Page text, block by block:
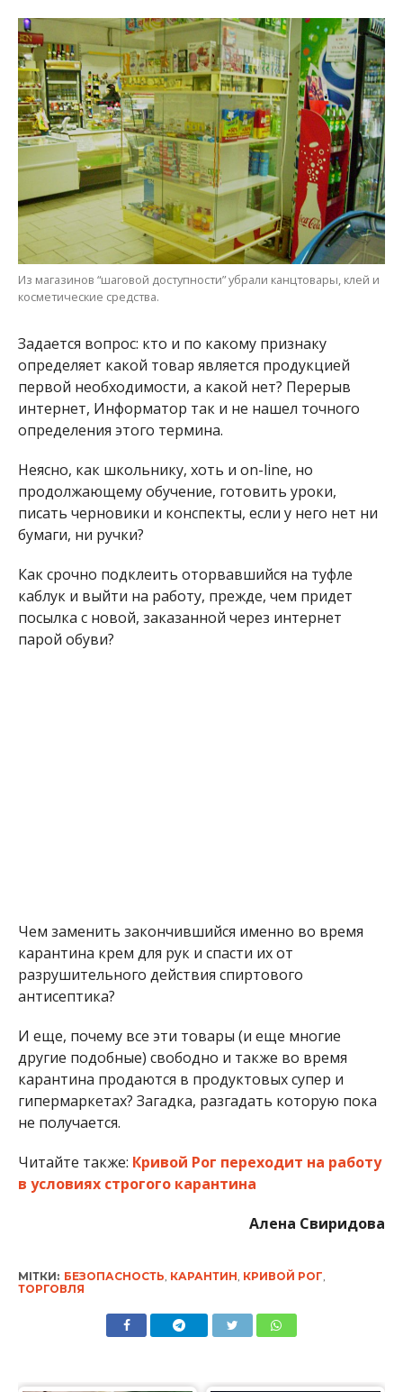
Из магазинов “шаговой доступности” убрали канцтовары, клей и
косметические средства.
Задается вопрос: кто и по какому признаку
определяет какой товар является продукцией
первой необходимости, а какой нет? Перерыв
интернет, Информатор так и не нашел точного
определения этого термина.
Неясно, как школьнику, хоть и on-line, но
продолжающему обучение, готовить уроки,
писать черновики и конспекты, если у него нет ни
бумаги, ни ручки?
Как срочно подклеить оторвавшийся на туфле
каблук и выйти на работу, прежде, чем придет
посылка с новой, заказанной через интернет
парой обуви?
Чем заменить закончившийся именно во время
карантина крем для рук и спасти их от
разрушительного действия спиртового
антисептика?
И еще, почему все эти товары (и еще многие
другие подобные) свободно и также во время
карантина продаются в продуктовых супер и
гипермаркетах? Загадка, разгадать которую пока
не получается.
Читайте также: Кривой Рог переходит на работу
в условиях строгого карантина
Алена Свиридова
МІТКИ: БЕЗОПАСНОСТЬ КАРАНТИН КРИВОЙ РОГ
ТОРГОВЛЯ